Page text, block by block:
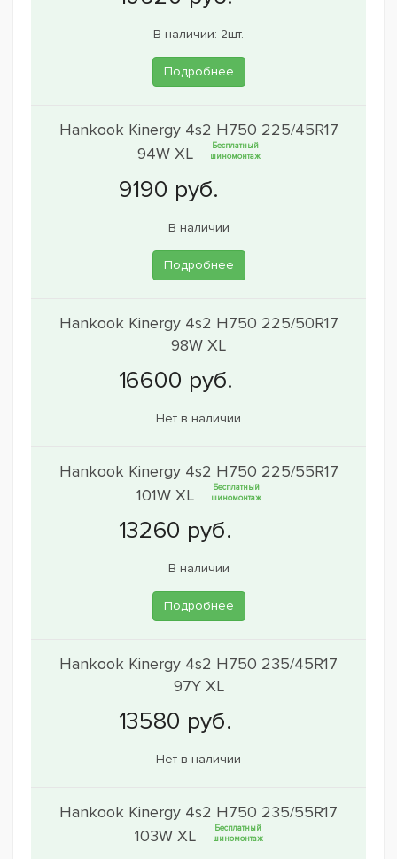
В наличии: 2шт.
Подробнее
Hankook Kinergy 4s2 H750 225/45R17
94W XL
Бесплатный
шиномонтаж
В наличии
Подробнее
Hankook Kinergy 4s2 H750 225/50R17
98W XL
Нет в наличии
Hankook Kinergy 4s2 H750 225/55R17
101W XL
Бесплатный
шиномонтаж
В наличии
Подробнее
Hankook Kinergy 4s2 H750 235/45R17
97Y XL
Нет в наличии
Hankook Kinergy 4s2 H750 235/55R17
103W XL
Бесплатный
шиномонтаж